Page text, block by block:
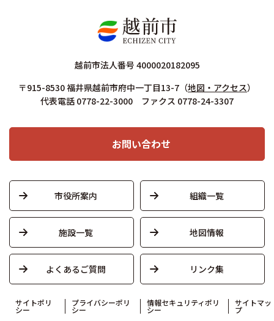
越前市法人番号 4000020182095
〒915-8530 福井県越前市府中一丁目13-7 （地図・アクセス）
代表電話 0778-22-3000 ファクス 0778-24-3307
お問い合わせ
市役所案内 組織一覧
施設一覧 地図情報
よくあるご質問 リンク集
サイトポリ
シー
プライバシーポリ
シー
情報セキュリティポリ
シー
サイトマッ
プ